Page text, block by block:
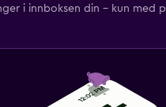
i innboksen din – kun med